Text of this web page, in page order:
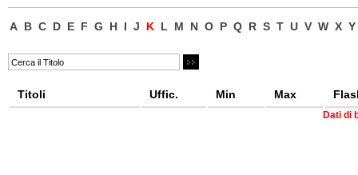
A B C D E F G H I J K L M N O P Q R S T U V W X Y
Titoli Uffic. Min Max
Dati di